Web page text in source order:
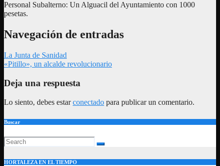
Personal Subalterno: Un Alguacil del Ayuntamiento con 1000
pesetas.
Navegación de entradas
La Junta de Sanidad
«Pitillo», un alcalde revolucionario
Deja una respuesta
Lo siento, debes estarconectado para publicar un comentario.
Buscar
HORTALEZA EN EL TIEMPO